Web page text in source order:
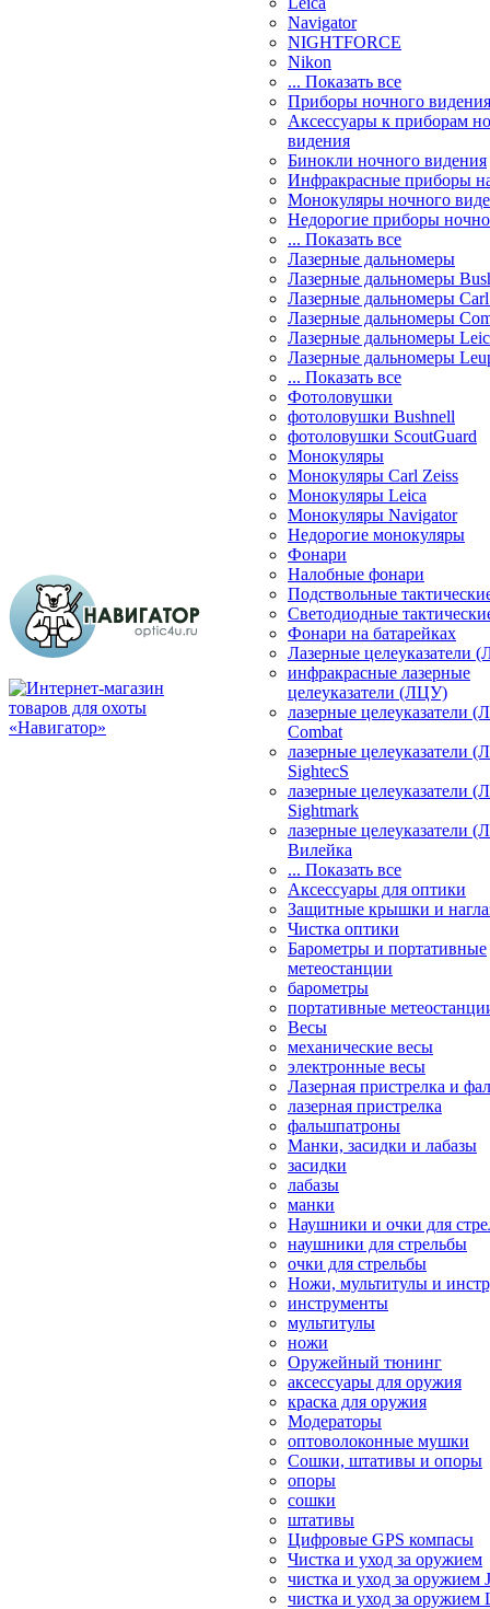
Navigator
NIGHTFORCE
Nikon
... Показать все
Приборы ночного видения
Аксессуары к приборам
видения
Бинокли ночного видения
Инфракрасные приборы
Монокуляры ночного
Недорогие приборы
... Показать все
Лазерные дальномеры
Лазерные дальномеры
Лазерные дальномеры
Лазерные дальномеры
Лазерные дальномеры
Лазерные дальномеры
... Показать все
Фотоловушки
фотоловушки Bushnell
фотоловушки ScoutGuard
Монокуляры
Монокуляры Carl Zeiss
Монокуляры Leica
Монокуляры Navigator
Недорогие монокуляры
Фонари
Налобные фонари
Подствольные
Светодиодные
Фонари на батарейках
Лазерные целеуказатели
инфракрасные лазерные
целеуказатели (ЛЦУ)
лазерные целеуказатели
Combat
лазерные целеуказатели
SightecS
лазерные целеуказатели
Sightmark
лазерные целеуказатели
Вилейка
... Показать все
Аксессуары для оптики
Защитные крышки и
Чистка оптики
Барометры и портативные
метеостанции
барометры
портативные
Весы
механические весы
электронные весы
Лазерная пристрелка и
лазерная пристрелка
фальшпатроны
Манки, засидки и лабазы
засидки
лабазы
манки
Наушники и очки для
наушники для стрельбы
очки для стрельбы
Ножи, мультитулы и
инструменты
мультитулы
ножи
Оружейный тюнинг
аксессуары для оружия
краска для оружия
Модераторы
оптоволоконные мушки
Сошки, штативы и опоры
опоры
сошки
штативы
Цифровые GPS компасы
Чистка и уход за оружием
чистка и уход за оружием
чистка и уход за оружием